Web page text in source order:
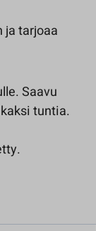
tarjoaa
Saavu
tuntia.